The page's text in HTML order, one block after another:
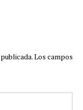
Los campos